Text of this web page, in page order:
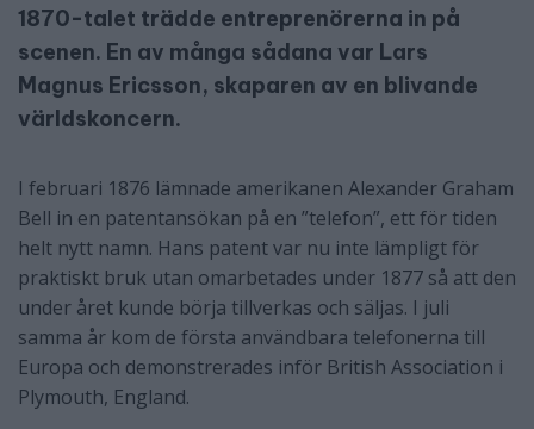
1870-talet trädde entreprenörerna in på
scenen. En av många sådana var Lars
Magnus Ericsson, skaparen av en blivande
världskoncern.
I februari 1876 lämnade amerikanen Alexander Graham
Bell in en patentansökan på en ”telefon”, ett för tiden
helt nytt namn. Hans patent var nu inte lämpligt för
praktiskt bruk utan omarbetades under 1877 så att den
under året kunde börja tillverkas och säljas. I juli
samma år kom de första användbara telefonerna till
Europa och demonstrerades inför British Association i
Plymouth, England.